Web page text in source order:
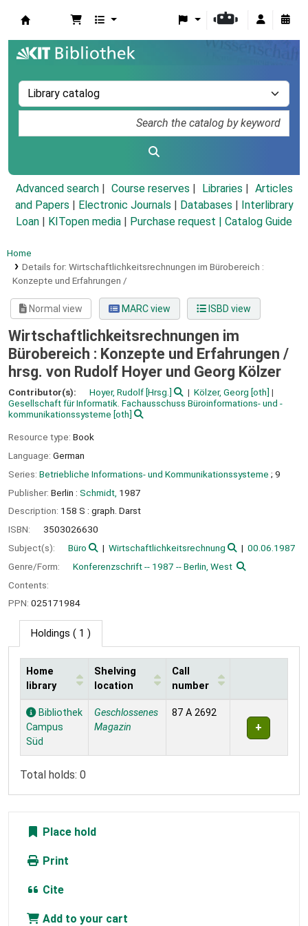
Advanced search Course reserves Libraries
Articles
and Papers
Electronic Journals Databases
Interlibrary
Loan
KITopen media Purchase request | Catalog Guide
Home
Details for: Wirtschaftlichkeitsrechnungen im Bürobereich :
Konzepte und Erfahrungen /
Normal view MARC view ISBD view
Wirtschaftlichkeitsrechnungen im
Bürobereich : Konzepte und Erfahrungen /
hrsg. von Rudolf Hoyer und Georg Kölzer
Contributor(s): Hoyer, Rudolf [Hrsg.] Kölzer, Georg [oth]
Gesellschaft für Informatik. Fachausschuss Büroinformations- und -
kommunikationssysteme [oth]
Resource type: Book
Language: German
Series: Betriebliche Informations- und Kommunikationssysteme ; 9
Publisher: Berlin : Schmidt, 1987
Description: 158 S : graph. Darst
ISBN:
3503026630
Subject(s):
Büro Wirtschaftlichkeitsrechnung
00.06.1987
Genre/Form:
Konferenzschrift -- 1987 -- Berlin, West
Contents:
PPN: 025171984
Holdings ( 1 )
Holdings
Home
library
Shelving
location
Call
number
Bibliothek
Campus
Süd
Geschlossenes
Magazin
87 A 2692
Total holds: 0
Place hold
Print
Cite
Add to your cart